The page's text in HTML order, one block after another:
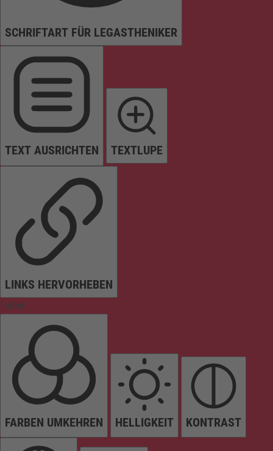
SCHRIFTART FÜR LEGASTHENIKER
TEXT AUSRICHTEN TEXTLUPE
LINKS HERVORHEBEN
Farben
FARBEN UMKEHREN HELLIGKEIT KONTRAST